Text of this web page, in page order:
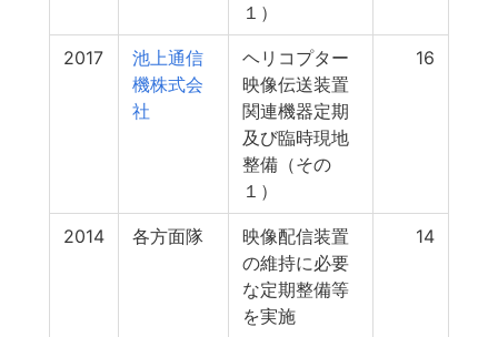
１）
2017
池上通信
機株式会
社
ヘリコプター
映像伝送装置
関連機器定期
及び臨時現地
整備（その
１）
16
2014 各方面隊
映像配信装置
の維持に必要
な定期整備等
を実施
14